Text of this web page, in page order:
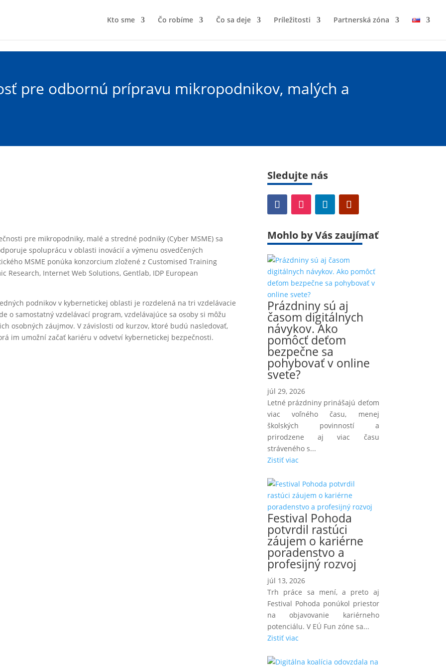
Kto sme
Čo robíme Čo sa deje Príležitosti Partnerská zóna
pre odbornú prípravu mikropodnikov, malých a
pre mikropodniky, malé a stredné podniky (Cyber MSME) sa
spoluprácu v oblasti inovácií a výmenu osvedčených
MSME ponúka konzorcium zložené z Customised Training
Research, Internet Web Solutions, Gentlab, IDP European
podnikov v kybernetickej oblasti je rozdelená na tri vzdelávacie
o samostatný vzdelávací program, vzdelávajúce sa osoby si môžu
osobných záujmov. V závislosti od kurzov, ktoré budú nasledovať,
im umožní začať kariéru v odvetví kybernetickej bezpečnosti.
Sledujte nás
Mohlo by Vás zaujímať
Prázdniny sú aj
časom digitálnych
návykov. Ako
pomôcť deťom
bezpečne sa
pohybovať v online
svete?
júl 29, 2026
Letné prázdniny prinášajú deťom
viac voľného času, menej
školských povinností a
prirodzene aj viac času
stráveného s...
Zistiť viac
Festival Pohoda
potvrdil rastúci
záujem o kariérne
poradenstvo a
profesijný rozvoj
júl 13, 2026
Trh práce sa mení, a preto aj
Festival Pohoda ponúkol priestor
na objavovanie kariérneho
potenciálu. V EÚ Fun zóne sa...
Zistiť viac